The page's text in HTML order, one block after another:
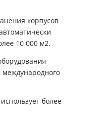
корпусов
10 000 м2.
международного
более